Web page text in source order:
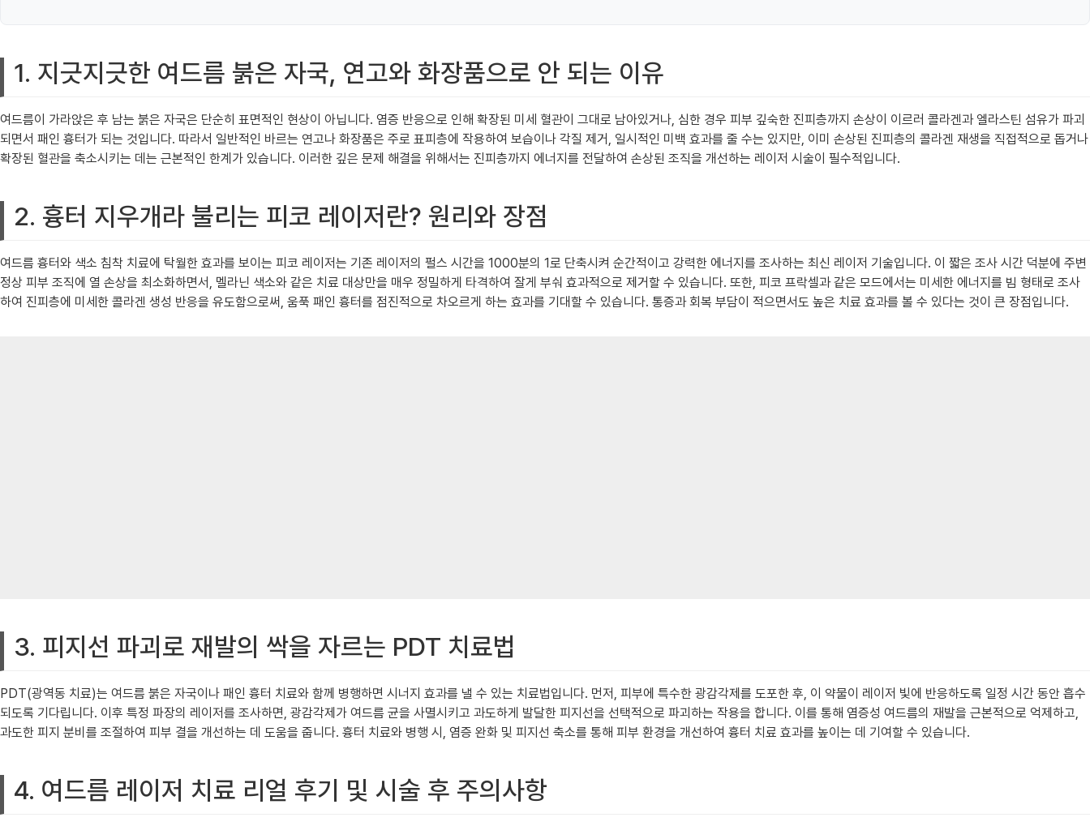
1. 지긋지긋한 여드름 붉은 자국, 연고와 화장품으로 안 되는 이유
여드름이 가라앉은 후 남는 붉은 자국은 단순히 표면적인 현상이 아닙니다. 염증 반응으로 인해 확장된 미세 혈관이 그대로 남아있거나, 심한 경우 피부 깊숙한 진피층까지 손상이 이르러 콜라겐과 엘라스틴 섬유가 파괴
되면서 패인 흉터가 되는 것입니다. 따라서 일반적인 바르는 연고나 화장품은 주로 표피층에 작용하여 보습이나 각질 제거, 일시적인 미백 효과를 줄 수는 있지만, 이미 손상된 진피층의 콜라겐 재생을 직접적으로 돕거나
확장된 혈관을 축소시키는 데는 근본적인 한계가 있습니다. 이러한 깊은 문제 해결을 위해서는 진피층까지 에너지를 전달하여 손상된 조직을 개선하는 레이저 시술이 필수적입니다.
2. 흉터 지우개라 불리는 피코 레이저란? 원리와 장점
여드름 흉터와 색소 침착 치료에 탁월한 효과를 보이는 피코 레이저는 기존 레이저의 펄스 시간을 1000분의 1로 단축시켜 순간적이고 강력한 에너지를 조사하는 최신 레이저 기술입니다. 이 짧은 조사 시간 덕분에 주변
정상 피부 조직에 열 손상을 최소화하면서, 멜라닌 색소와 같은 치료 대상만을 매우 정밀하게 타격하여 잘게 부숴 효과적으로 제거할 수 있습니다. 또한, 피코 프락셀과 같은 모드에서는 미세한 에너지를 빔 형태로 조사
하여 진피층에 미세한 콜라겐 생성 반응을 유도함으로써, 움푹 패인 흉터를 점진적으로 차오르게 하는 효과를 기대할 수 있습니다. 통증과 회복 부담이 적으면서도 높은 치료 효과를 볼 수 있다는 것이 큰 장점입니다.
3. 피지선 파괴로 재발의 싹을 자르는 PDT 치료법
PDT(광역동 치료)는 여드름 붉은 자국이나 패인 흉터 치료와 함께 병행하면 시너지 효과를 낼 수 있는 치료법입니다. 먼저, 피부에 특수한 광감각제를 도포한 후, 이 약물이 레이저 빛에 반응하도록 일정 시간 동안 흡수
되도록 기다립니다. 이후 특정 파장의 레이저를 조사하면, 광감각제가 여드름 균을 사멸시키고 과도하게 발달한 피지선을 선택적으로 파괴하는 작용을 합니다. 이를 통해 염증성 여드름의 재발을 근본적으로 억제하고,
과도한 피지 분비를 조절하여 피부 결을 개선하는 데 도움을 줍니다. 흉터 치료와 병행 시, 염증 완화 및 피지선 축소를 통해 피부 환경을 개선하여 흉터 치료 효과를 높이는 데 기여할 수 있습니다.
4. 여드름 레이저 치료 리얼 후기 및 시술 후 주의사항